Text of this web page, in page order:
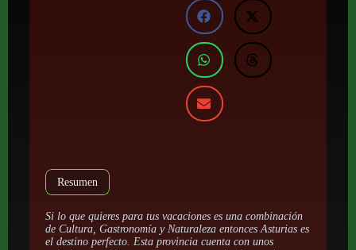
Resumen
Si lo que quieres para tus vacaciones es una combinación
de Cultura, Gastronomía y Naturaleza entonces Asturias es
el destino perfecto. Esta provincia cuenta con unos